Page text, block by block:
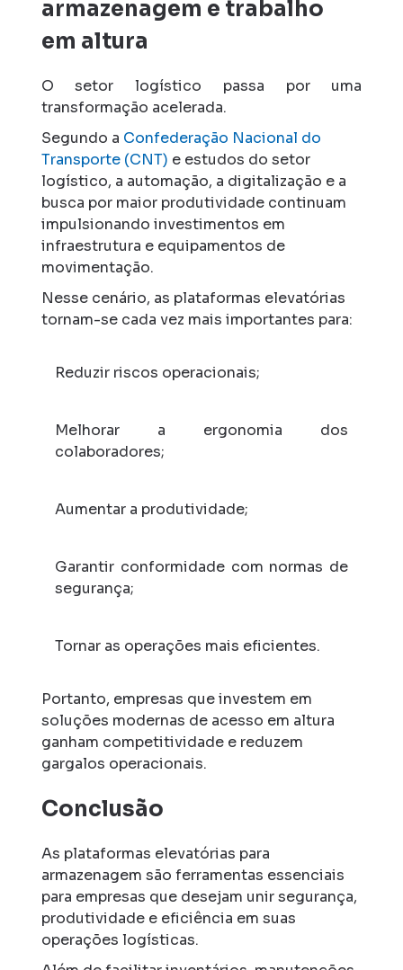
armazenagem e trabalho
em altura
O setor logístico passa por uma
transformação acelerada.
Segundo a Confederação Nacional do
Transporte (CNT) e estudos do setor
logístico, a automação, a digitalização e a
busca por maior produtividade continuam
impulsionando investimentos em
infraestrutura e equipamentos de
movimentação.
Nesse cenário, as plataformas elevatórias
tornam-se cada vez mais importantes para:
Reduzir riscos operacionais;
Melhorar a ergonomia dos
colaboradores;
Aumentar a produtividade;
Garantir conformidade com normas de
segurança;
Tornar as operações mais eficientes.
Portanto, empresas que investem em
soluções modernas de acesso em altura
ganham competitividade e reduzem
gargalos operacionais.
Conclusão
As plataformas elevatórias para
armazenagem são ferramentas essenciais
para empresas que desejam unir segurança,
produtividade e eficiência em suas
operações logísticas.